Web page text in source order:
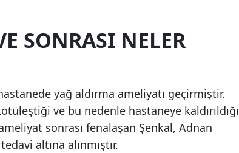
Gümüşhane
Isparta
Mersin
SONRASI NELER
yağ aldırma ameliyatı geçirmiştir.
ve bu nedenle hastaneye kaldırıldığı
sonrası fenalaşan Şenkal, Adnan
altına alınmıştır.